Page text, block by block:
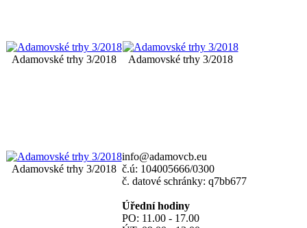
Adamovské trhy 3/2018 Adamovské trhy 3/2018
Adamovské trhy 3/2018
info@adamovcb.eu
č.ú: 104005666/0300
č. datové schránky: q7bb677
Úřední hodiny
PO: 11.00 - 17.00